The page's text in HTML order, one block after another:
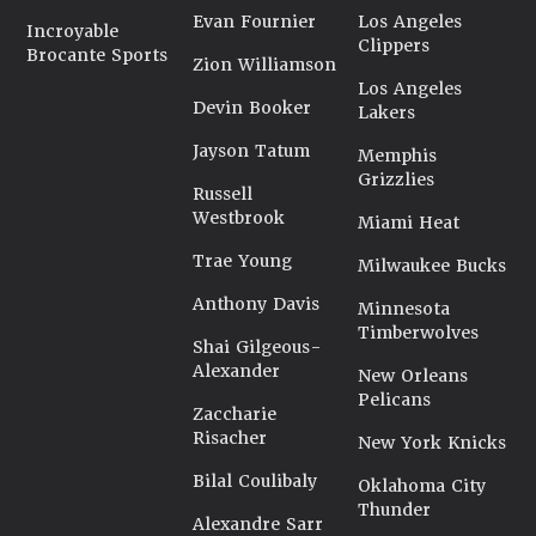
Incroyable
Brocante Sports
Evan Fournier
Zion Williamson
Devin Booker
Jayson Tatum
Russell
Westbrook
Trae Young
Anthony Davis
Shai Gilgeous-
Alexander
Zaccharie
Risacher
Bilal Coulibaly
Alexandre Sarr
Los Angeles
Clippers
Los Angeles
Lakers
Memphis
Grizzlies
Miami Heat
Milwaukee Bucks
Minnesota
Timberwolves
New Orleans
Pelicans
New York Knicks
Oklahoma City
Thunder